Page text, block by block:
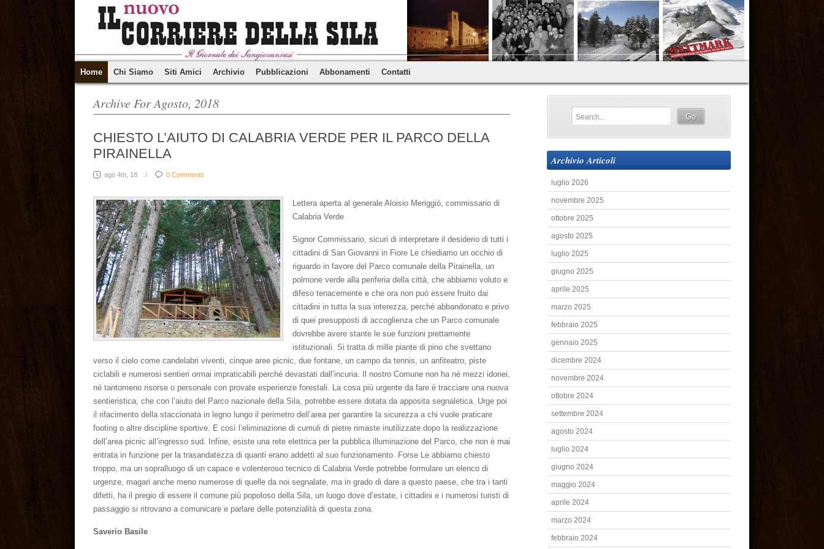
Home Chi Siamo Siti Amici Archivio Pubblicazioni Abbonamenti Contatti
Archive For Agosto, 2018
CHIESTO L’AIUTO DI CALABRIA VERDE PER IL PARCO DELLA
PIRAINELLA
ago 4th, 18 / 0 Comments
Lettera aperta al generale Aloisio Meriggiò, commissario di
Calabria Verde
Signor Commissario, sicuri di interpretare il desiderio di tutti i
cittadini di San Giovanni in Fiore Le chiediamo un occhio di
riguardo in favore del Parco comunale della Pirainella, un
polmone verde alla periferia della città, che abbiamo voluto e
difeso tenacemente e che ora non può essere fruito dai
cittadini in tutta la sua interezza, perché abbandonato e privo
di quei presupposti di accoglienza che un Parco comunale
dovrebbe avere stante le sue funzioni prettamente
istituzionali. Si tratta di mille piante di pino che svettano
verso il cielo come candelabri viventi, cinque aree picnic, due fontane, un campo da tennis, un anfiteatro, piste
ciclabili e numerosi sentieri ormai impraticabili perché devastati dall’incuria. Il nostro Comune non ha né mezzi idonei,
né tantomeno risorse o personale con provate esperienze forestali. La cosa più urgente da fare è tracciare una nuova
sentieristica, che con l’aiuto del Parco nazionale della Sila, potrebbe essere dotata da apposita segnaletica. Urge poi
il rifacimento della staccionata in legno lungo il perimetro dell’area per garantire la sicurezza a chi vuole praticare
footing o altre discipline sportive. E così l’eliminazione di cumuli di pietre rimaste inutilizzate dopo la realizzazione
dell’area picnic all’ingresso sud. Infine, esiste una rete elettrica per la pubblica illuminazione del Parco, che non è mai
entrata in funzione per la trasandatezza di quanti erano addetti al suo funzionamento. Forse Le abbiamo chiesto
troppo, ma un sopralluogo di un capace e volenteroso tecnico di Calabria Verde potrebbe formulare un elenco di
urgenze, magari anche meno numerose di quelle da noi segnalate, ma in grado di dare a questo paese, che tra i tanti
difetti, ha il pregio di essere il comune più popoloso della Sila, un luogo dove d’estate, i cittadini e i numerosi turisti di
passaggio si ritrovano a comunicare e parlare delle potenzialità di questa zona.
Saverio Basile
Archivio Articoli
luglio 2026
novembre 2025
ottobre 2025
agosto 2025
luglio 2025
giugno 2025
aprile 2025
marzo 2025
febbraio 2025
gennaio 2025
dicembre 2024
novembre 2024
ottobre 2024
settembre 2024
agosto 2024
luglio 2024
giugno 2024
maggio 2024
aprile 2024
marzo 2024
febbraio 2024